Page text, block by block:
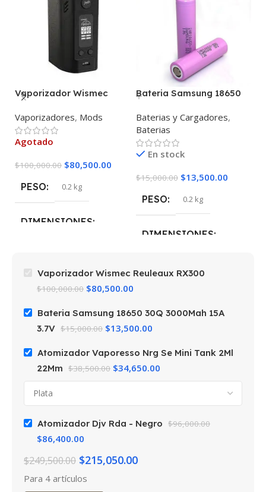
Vaporizador Wismec
Vaporizadores, Mods
Agotado
$100,000.00 $80,500.00
PESO
0.2 kg
DIMENSIONES
COLOR Negro
MARCAS
Bateria Samsung 18650
Baterias y Cargadores,
Baterias
En stock
$15,000.00 $13,500.00
PESO
0.2 kg
DIMENSIONES
Vaporizador Wismec Reuleaux RX300
$100,000.00 $80,500.00
Bateria Samsung 18650 30Q 3000Mah 15A
3.7V $15,000.00 $13,500.00
Atomizador Vaporesso Nrg Se Mini Tank 2Ml
22Mm $38,500.00 $34,650.00
Atomizador Djv Rda - Negro $96,000.00
$86,400.00
$249,500.00 $215,050.00
Para 4 artículos